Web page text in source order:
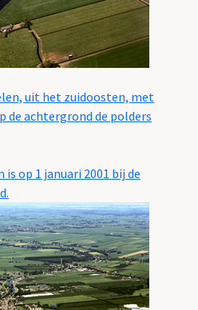
uit het zuidoosten, met
de achtergrond de polders
op 1 januari 2001 bij de